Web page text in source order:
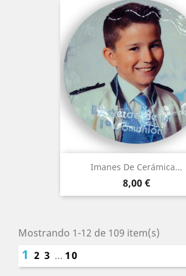
Imanes De Cerámica...
Precio
8,00 €
Mostrando 1-12 de 109 item(s)
1 2 3 … 10